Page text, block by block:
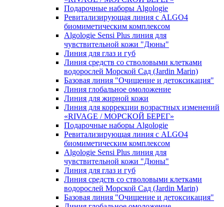
Подарочные наборы Algologie
Ревитализирующая линия с ALGO4
биомиметическим комплексом
Algologie Sensi Plus линия для
чувcтвительной кожи "Дюны"
Линия для глаз и губ
Линия средств со стволовыми клетками
водорослей Морской Сад (Jardin Marin)
Базовая линия "Очищение и детоксикация"
Линия глобальное омоложение
Линия для жирной кожи
Линия для коррекции возрастных изменений
«RIVAGE / МОРСКОЙ БЕРЕГ»
Подарочные наборы Algologie
Ревитализирующая линия с ALGO4
биомиметическим комплексом
Algologie Sensi Plus линия для
чувcтвительной кожи "Дюны"
Линия для глаз и губ
Линия средств со стволовыми клетками
водорослей Морской Сад (Jardin Marin)
Базовая линия "Очищение и детоксикация"